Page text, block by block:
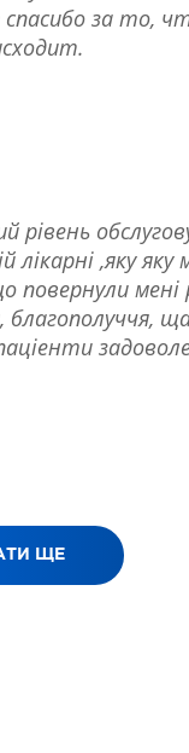
за то,
,яку
мені
ЩЕ